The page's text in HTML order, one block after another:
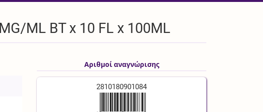
ML BT x 10 FL x 100ML
Αριθμοί αναγνώρισης
2810180901084